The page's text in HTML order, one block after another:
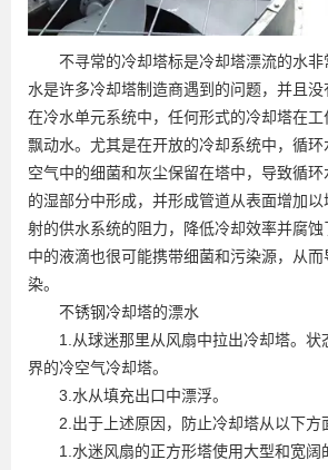
不寻常的冷却塔标是冷却塔漂流的水非
水是许多冷却塔制造商遇到的问题，并且没
在冷水单元系统中，任何形式的冷却塔在
飘动水。尤其是在开放的冷却系统中，循环
空气中的细菌和灰尘保留在塔中，导致循
的湿部分中形成，并形成管道从表面增加
射的供水系统的阻力，降低冷却效率并腐
中的液滴也很可能携带细菌和污染源，从
染。
不锈钢冷却塔的漂水
1.从球迷那里从风扇中拉出冷却塔。状
界的冷空气冷却塔。
3.水从填充出口中漂浮。
2.出于上述原因，防止冷却塔从以下方
1.水迷风扇的正方形塔使用大型和宽阔